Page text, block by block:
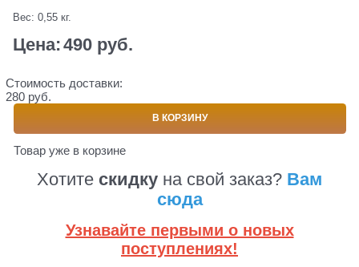
Вес: 0,55 кг.
Цена:490 руб.
Стоимость доставки:
280 руб.
В КОРЗИНУ
Товар уже в корзине
Хотите скидку на свой заказ? Вам
сюда
Узнавайте первыми о новых
поступлениях!